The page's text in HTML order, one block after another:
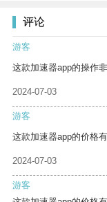
评论
游客
这款加速器app的操作
2024-07-03
游客
这款加速器app的价格
2024-07-03
游客